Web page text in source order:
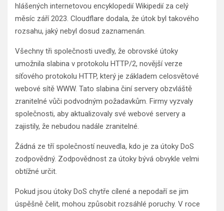
hlášených internetovou encyklopedií Wikipedií za celý
měsíc září 2023. Cloudflare dodala, že útok byl takového
rozsahu, jaký nebyl dosud zaznamenán.
Všechny tři společnosti uvedly, že obrovské útoky
umožnila slabina v protokolu HTTP/2, novější verze
síťového protokolu HTTP, který je základem celosvětové
webové sítě WWW. Tato slabina činí servery obzvláště
zranitelné vůči podvodným požadavkům. Firmy vyzvaly
společnosti, aby aktualizovaly své webové servery a
zajistily, že nebudou nadále zranitelné.
Žádná ze tří společností neuvedla, kdo je za útoky DoS
zodpovědný. Zodpovědnost za útoky bývá obvykle velmi
obtížné určit.
Pokud jsou útoky DoS chytře cílené a nepodaří se jim
úspěšně čelit, mohou způsobit rozsáhlé poruchy. V roce